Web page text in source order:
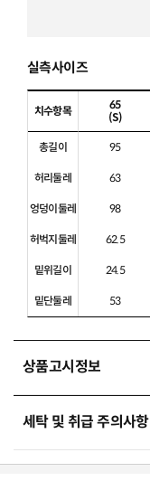
실측사이즈
치수항목
65
(S)
총길이 95
허리둘레 63
엉덩이둘레 98
허벅지둘레 62.5
밑위길이 24.5
밑단둘레 53
상품고시정보
세탁 및 취급 주의사항